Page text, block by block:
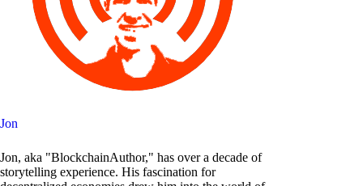
Jon
Jon, aka "BlockchainAuthor," has over a decade of
storytelling experience. His fascination for